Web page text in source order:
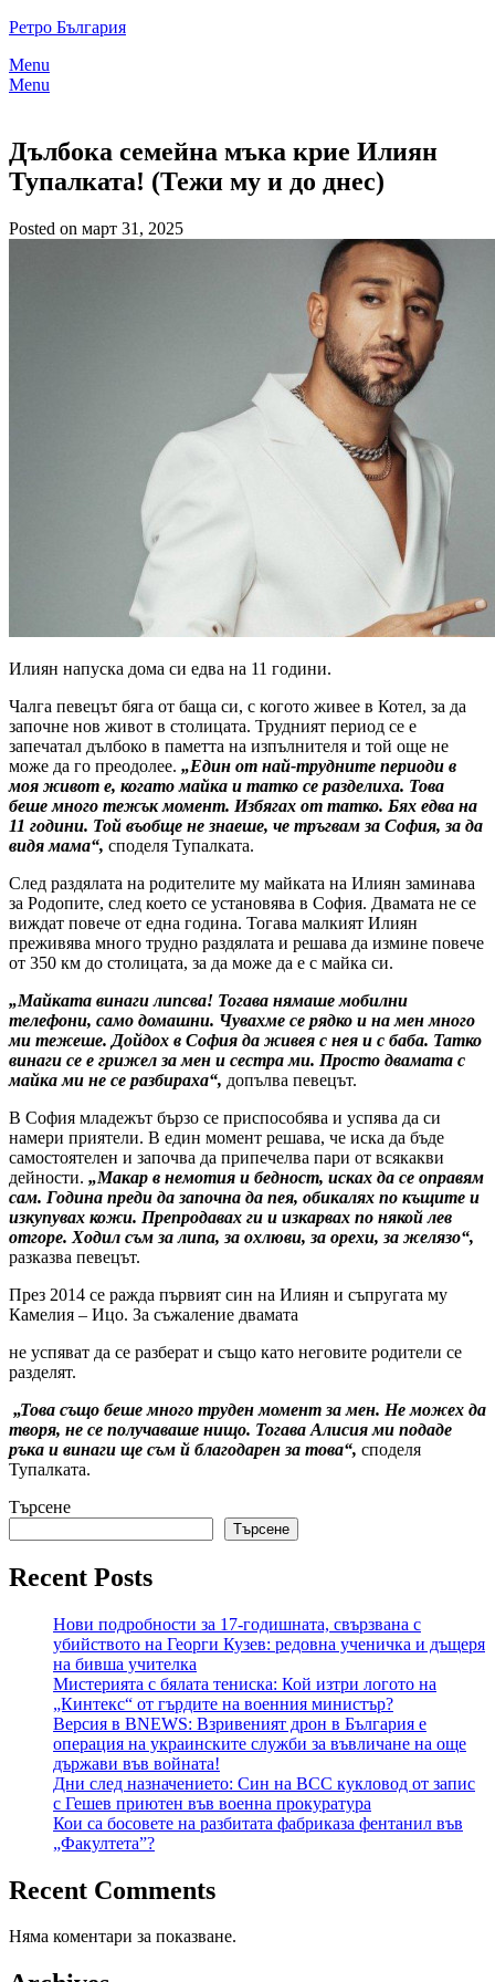
Skip
content
Ретро България
Menu
Menu
Дълбока семейна мъка крие Илиян
Тупалката! (Тежи му и до днес)
Posted on март 31, 2025
Илиян напуска дома си едва на 11 години.
Чалга певецът бяга от баща си, с когото живее в Котел, за да
започне нов живот в столицата. Трудният период се е
запечатал дълбоко в паметта на изпълнителя и той още не
може да го преодолее. „Един от най-трудните периоди в
моя живот е, когато майка и татко се разделиха. Това
беше много тежък момент. Избягах от татко. Бях едва на
11 години. Той въобще не знаеше, че тръгвам за София, за да
видя мама“, споделя Тупалката.
След раздялата на родителите му майката на Илиян заминава
за Родопите, след което се установява в София. Двамата не се
виждат повече от една година. Тогава малкият Илиян
преживява много трудно раздялата и решава да измине повече
от 350 км до столицата, за да може да е с майка си.
„Майката винаги липсва! Тогава нямаше мобилни
телефони, само домашни. Чувахме се рядко и на мен много
ми тежеше. Дойдох в София да живея с нея и с баба. Татко
винаги се е грижел за мен и сестра ми. Просто двамата с
майка ми не се разбираха“, допълва певецът.
В София младежът бързо се приспособява и успява да си
намери приятели. В един момент решава, че иска да бъде
самостоятелен и започва да припечелва пари от всякакви
дейности. „Макар в немотия и бедност, исках да се оправям
сам. Година преди да започна да пея, обикалях по къщите и
изкупувах кожи. Препродавах ги и изкарвах по някой лев
отгоре. Ходил съм за липа, за охлюви, за орехи, за желязо“,
разказва певецът.
През 2014 се ражда първият син на Илиян и съпругата му
Камелия – Ицо. За съжаление двамата
не успяват да се разберат и също като неговите родители се
разделят.
„Това също беше много труден момент за мен. Не можех да
творя, не се получаваше нищо. Тогава Алисия ми подаде
ръка и винаги ще съм й благодарен за това“, споделя
Тупалката.
Търсене
Търсене
Recent Posts
Нови подробности за 17-годишната, свързвана с
убийството на Георги Кузев: редовна ученичка и дъщеря
на бивша учителка
Мистерията с бялата тениска: Кой изтри логото на
„Кинтекс“ от гърдите на военния министър?
Версия в BNEWS: Взривеният дрон в България е
операция на украинските служби за въвличане на още
държави във войната!
Дни след назначението: Син на ВСС кукловод от запис
с Гешев приютен във военна прокуратура
Кои са босовете на разбитата фабриказа фентанил във
„Факултета”?
Recent Comments
Няма коментари за показване.